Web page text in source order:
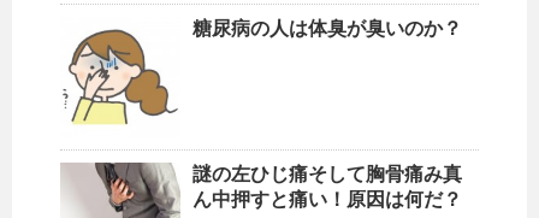
糖尿病の人は体臭が臭いのか？
謎の左ひじ痛そして胸骨痛み真
ん中押すと痛い！原因は何だ？